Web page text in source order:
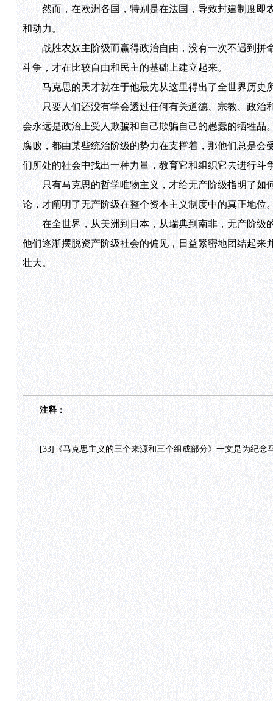
然而，在欧洲各国，特别是在法国，导致封建制度即
和动力。
战胜农奴主阶级而赢得政治自由，没有一次不遇到拼
斗争，才在比较自由和民主的基础上建立起来。
马克思的天才就在于他最先从这里得出了全世界历史
只要人们还没有学会透过任何有关道德、宗教、政治
会永远是政治上受人欺骗和自己欺骗自己的愚蠢的牺牲
腐败，都由某些统治阶级的势力在支撑着，那他们总是
们所处的社会中找出一种力量，教育它和组织它去进行
只有马克思的哲学唯物主义，才给无产阶级指明了如
论，才阐明了无产阶级在整个资本主义制度中的真正地位
在全世界，从美洲到日本，从瑞典到南非，无产阶级
他们逐渐摆脱资产阶级社会的偏见，日益紧密地团结起
壮大。
注释：
[33]《马克思主义的三个来源和三个组成部分》一文是为纪念